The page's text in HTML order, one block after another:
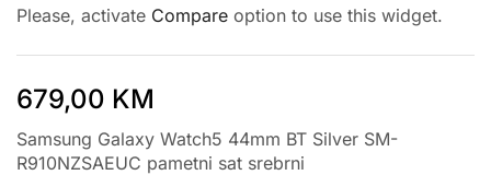
Please, activate Compare option to use this widget.
679,00 KM
Samsung Galaxy Watch5 44mm BT Silver SM-
R910NZSAEUC pametni sat srebrni